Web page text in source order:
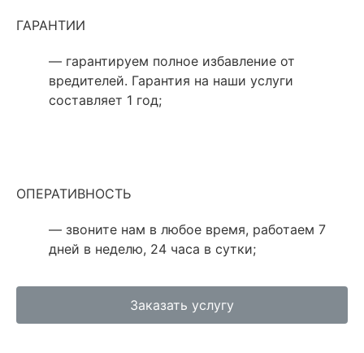
ГАРАНТИИ
— гарантируем полное избавление от
вредителей. Гарантия на наши услуги
составляет 1 год;
ОПЕРАТИВНОСТЬ
— звоните нам в любое время, работаем 7
дней в неделю, 24 часа в сутки;
Заказать услугу